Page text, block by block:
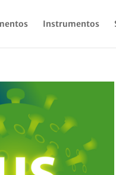
Instrumentos